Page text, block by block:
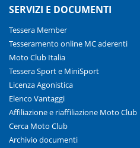
SERVIZI E DOCUMENTI
Tessera Member
Tesseramento online MC aderenti
Moto Club Italia
Tessera Sport e MiniSport
Licenza Agonistica
Elenco Vantaggi
Affiliazione e riaffiliazione Moto Club
Cerca Moto Club
Archivio documenti